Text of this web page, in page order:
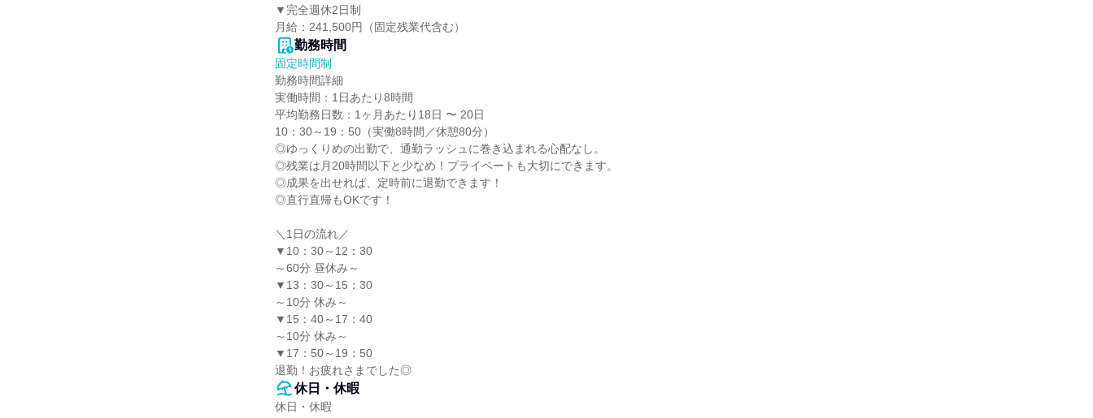
▼完全週休2日制
月給：241,500円（固定残業代含む）
勤務時間
固定時間制
勤務時間詳細
実働時間：1日あたり8時間
平均勤務日数：1ヶ月あたり18日 〜 20日
10：30～19：50（実働8時間／休憩80分）
◎ゆっくりめの出勤で、通勤ラッシュに巻き込まれる心配なし。
◎残業は月20時間以下と少なめ！プライベートも大切にできます。
◎成果を出せれば、定時前に退勤できます！
◎直行直帰もOKです！
＼1日の流れ／
▼10：30～12：30
～60分 昼休み～
▼13：30～15：30
～10分 休み～
▼15：40～17：40
～10分 休み～
▼17：50～19：50
退勤！お疲れさまでした◎
休日・休暇
休日・休暇